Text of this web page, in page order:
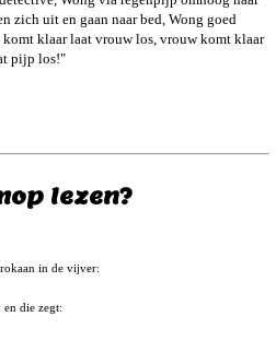
zich uit en gaan naar bed, Wong goed
klaar laat vrouw los, vrouw komt klaar
pijp los!"
lezen?
in de vijver:
die zegt: